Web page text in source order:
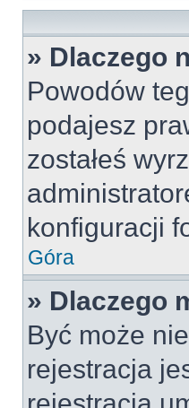
» Dlaczego
Powodów
podajesz
zostałeś
konfiguracji
Góra
» Dlaczego
Być może
rejestracja